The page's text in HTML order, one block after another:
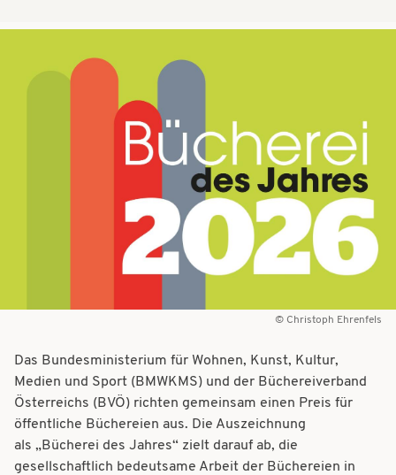
g
t
i
o
n
i
Christoph Ehrenfels
Das Bundesministerium für Wohnen, Kunst, Kultur,
Medien und Sport (BMWKMS) und der Büchereiverband
Österreichs (BVÖ) richten gemeinsam einen Preis für
öffentliche Büchereien aus. Die Auszeichnung
als „Bücherei des Jahres“ zielt darauf ab, die
gesellschaftlich bedeutsame Arbeit der Büchereien in